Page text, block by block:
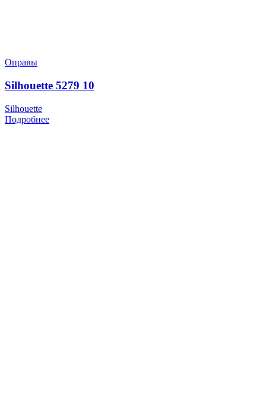
Оправы
Silhouette 5279 10
Silhouette
Подробнее